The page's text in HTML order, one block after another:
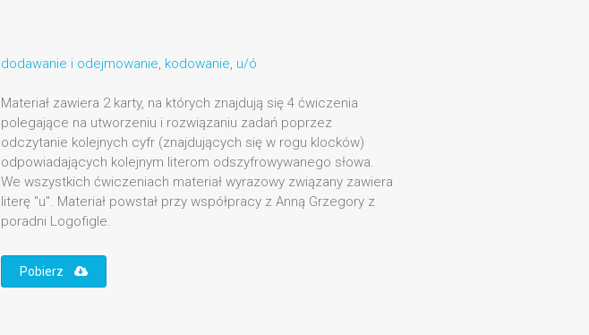
dodawanie i odejmowanie, kodowanie, u/ó
Materiał zawiera 2 karty, na których znajdują się 4 ćwiczenia
polegające na utworzeniu i rozwiązaniu zadań poprzez
odczytanie kolejnych cyfr (znajdujących się w rogu klocków)
odpowiadających kolejnym literom odszyfrowywanego słowa.
We wszystkich ćwiczeniach materiał wyrazowy związany zawiera
literę "u". Materiał powstał przy współpracy z Anną Grzegory z
poradni Logofigle.
Pobierz